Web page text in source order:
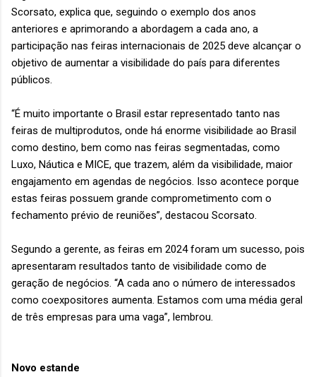
Scorsato, explica que, seguindo o exemplo dos anos
anteriores e aprimorando a abordagem a cada ano, a
participação nas feiras internacionais de 2025 deve alcançar o
objetivo de aumentar a visibilidade do país para diferentes
públicos.
“É muito importante o Brasil estar representado tanto nas
feiras de multiprodutos, onde há enorme visibilidade ao Brasil
como destino, bem como nas feiras segmentadas, como
Luxo, Náutica e MICE, que trazem, além da visibilidade, maior
engajamento em agendas de negócios. Isso acontece porque
estas feiras possuem grande comprometimento com o
fechamento prévio de reuniões”, destacou Scorsato.
Segundo a gerente, as feiras em 2024 foram um sucesso, pois
apresentaram resultados tanto de visibilidade como de
geração de negócios. “A cada ano o número de interessados
como coexpositores aumenta. Estamos com uma média geral
de três empresas para uma vaga”, lembrou.
Novo estande